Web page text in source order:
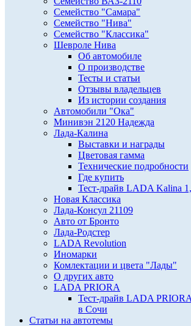
Семейство "Самара"
Семейство "Нива"
Семейство "Классика"
Шевроле Нива
Об автомобиле
О производстве
Тесты и статьи
Отзывы владельцев
Из истории создания
Автомобили "Ока"
Минивэн 2120 Надежда
Лада-Калина
Выставки и награды
Цветовая гамма
Технические подробности
Где купить
Тест-драйв LADA Kalina
Новая Классика
Лада-Консул 21109
Авто от Бронто
Лада-Родстер
LADA Revolution
Иномарки
Комлектации и цвета "Лады"
О других авто
LADA PRIORA
Тест-драйв LADA PRIORA
в Сочи
Статьи на автотемы